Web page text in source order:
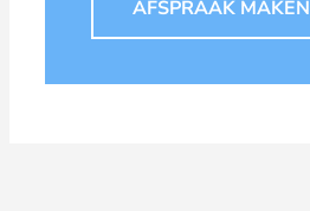
AFSPRAAK MAKEN